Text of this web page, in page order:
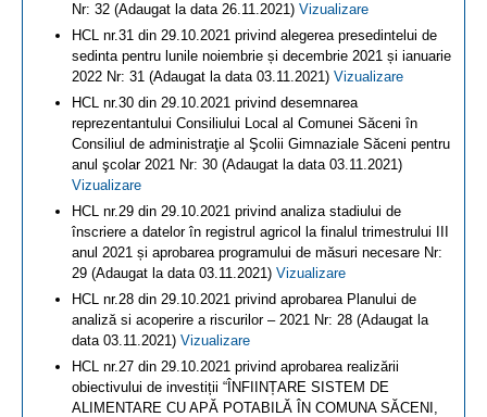
Nr: 32 (Adaugat la data 26.11.2021) Vizualizare
HCL nr.31 din 29.10.2021 privind alegerea presedintelui de
sedinta pentru lunile noiembrie și decembrie 2021 și ianuarie
2022 Nr: 31 (Adaugat la data 03.11.2021) Vizualizare
HCL nr.30 din 29.10.2021 privind desemnarea
reprezentantului Consiliului Local al Comunei Săceni în
Consiliul de administraţie al Şcolii Gimnaziale Săceni pentru
anul şcolar 2021 Nr: 30 (Adaugat la data 03.11.2021)
Vizualizare
HCL nr.29 din 29.10.2021 privind analiza stadiului de
înscriere a datelor în registrul agricol la finalul trimestrului III
anul 2021 și aprobarea programului de măsuri necesare Nr:
29 (Adaugat la data 03.11.2021) Vizualizare
HCL nr.28 din 29.10.2021 privind aprobarea Planului de
analiză si acoperire a riscurilor – 2021 Nr: 28 (Adaugat la
data 03.11.2021) Vizualizare
HCL nr.27 din 29.10.2021 privind aprobarea realizării
obiectivului de investiții “ÎNFIINȚARE SISTEM DE
ALIMENTARE CU APĂ POTABILĂ ÎN COMUNA SĂCENI,